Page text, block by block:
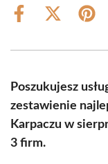
Share
Share
(Twitter)
Poszukujesz
zestawienie
Karpaczu w
3 firm.